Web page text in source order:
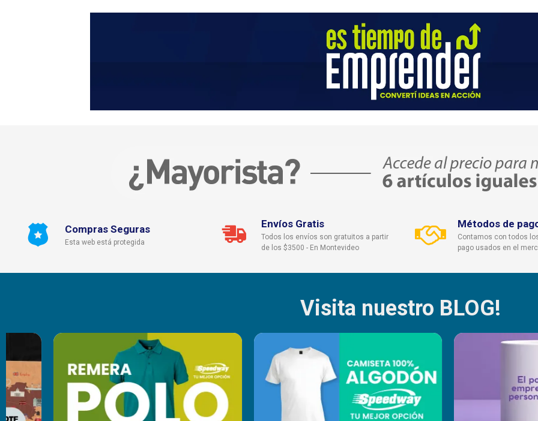
Compras Seguras
Esta web está protegida
Envíos Gratis
Todos los envíos son gratuitos a partir
de los $3500 - En Montevideo
Métodos de
Contamos con todos
pago usados en el
Visita nuestro BLOG!